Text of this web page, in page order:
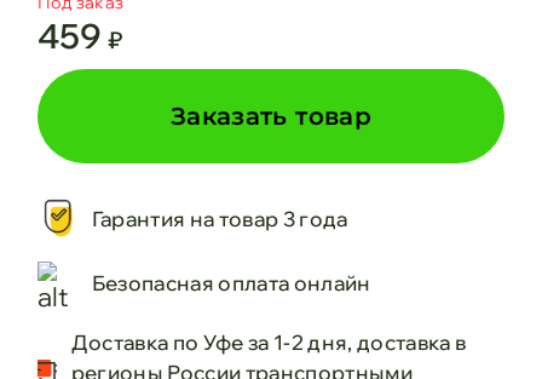
459 ₽
Заказать товар
Гарантия на товар 3 года
Безопасная оплата онлайн
Доставка по Уфе за 1-2 дня, доставка в
регионы России транспортными